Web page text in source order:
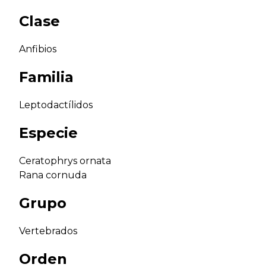
Clase
Anfibios
Familia
Leptodactílidos
Especie
Ceratophrys ornata
Rana cornuda
Grupo
Vertebrados
Orden